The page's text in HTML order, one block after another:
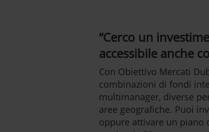
“Cerco un
accessibile anche
Con Obiettivo Mercati
combinazioni di fondi
multimanager, diverse
aree geografiche. Puoi
oppure attivare un